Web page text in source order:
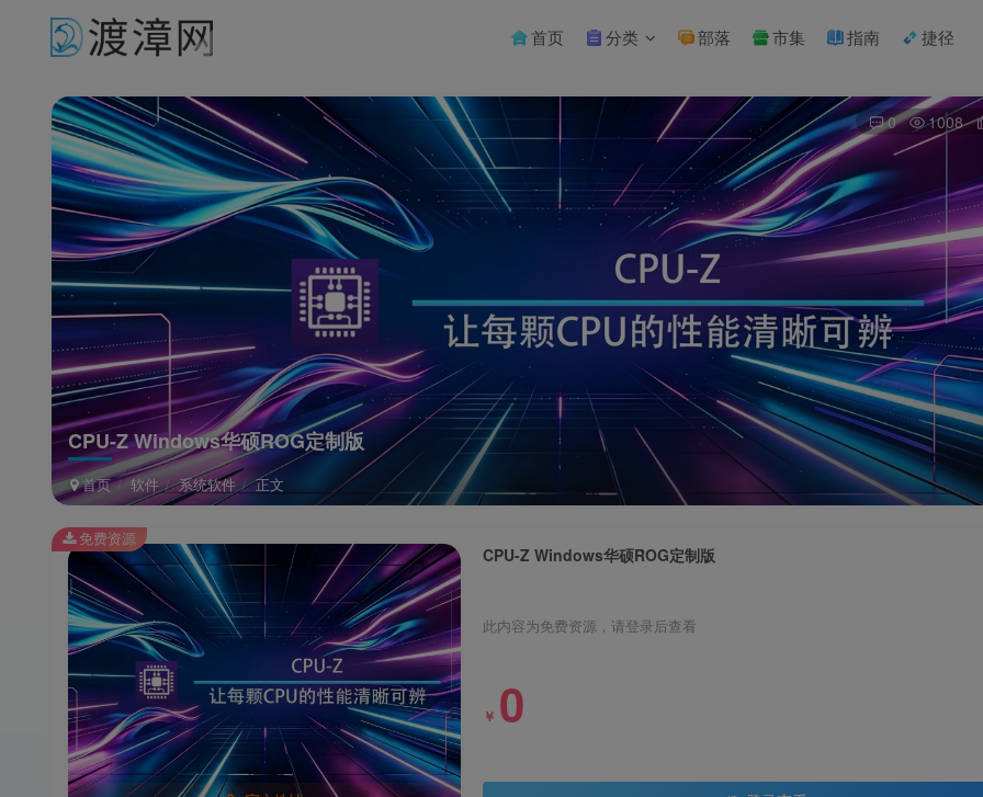
首页 分类 部落 市集 指南 捷径
CPU-Z Windows华硕ROG定制版
首页 软件 系统软件 正文
0 1008
CPU-Z Windows华硕ROG定制版
此内容为免费资源，请登录后查看
￥ 0
免费资源
扫码登录
使用其它方式登录或注册
请输